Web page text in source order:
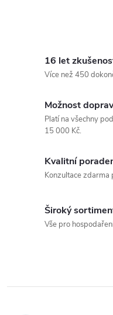
16 let
Více než 450
Možnost
Platí na všechny
15 000 Kč.
Kvalitní
Konzultace
Široký
Vše pro